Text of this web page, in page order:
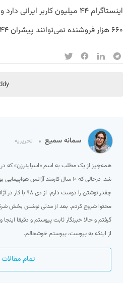
۶۶۰ هزار فروشنده نمی‌توانند پیشران ۴۴ میلیون باشند.
سمانه سمیع تحریریه
همه‌چیز از یک مطلب به اسم «اسپایدرزن» که
شد. درحالی که ۱۰ سال کارمند آژانس
چقدر نوشتن را
محتوا شروع کردم. بعد از مدتی نوشتن بخش
گرفتم و حالا خبرنگار ثابت پیوستم و دقیقا
از اینکه به پیوست، پیوستم خوشحالم.
تمام مقالات